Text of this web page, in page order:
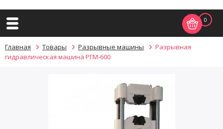
0
Главная Товары Разрывные машины
Разрывная
гидравлическая машина РГМ-600